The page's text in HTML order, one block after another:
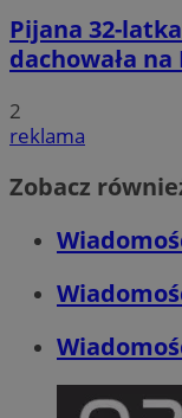
Pijana 32-
dachowała na
2
reklama
Zobacz